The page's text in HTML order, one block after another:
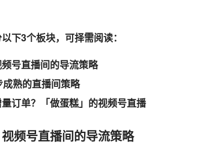
下3个板块，可择需阅读：
号直播间的导流策略
熟的直播间策略
订单？「做蛋糕」的视频号直播
频号直播间的导流策略